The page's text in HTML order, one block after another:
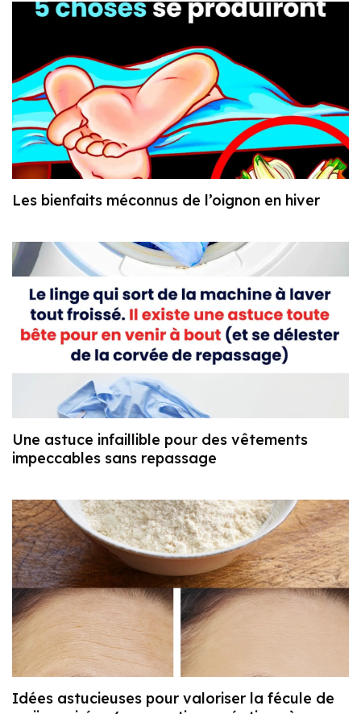
Les bienfaits méconnus de l’oignon en hiver
Une astuce infaillible pour des vêtements
impeccables sans repassage
Idées astucieuses pour valoriser la fécule de